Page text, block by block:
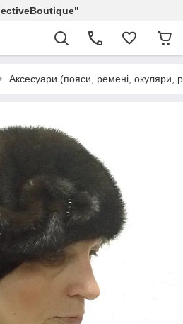
Аксесуари (пояси, ремені, окуляри,